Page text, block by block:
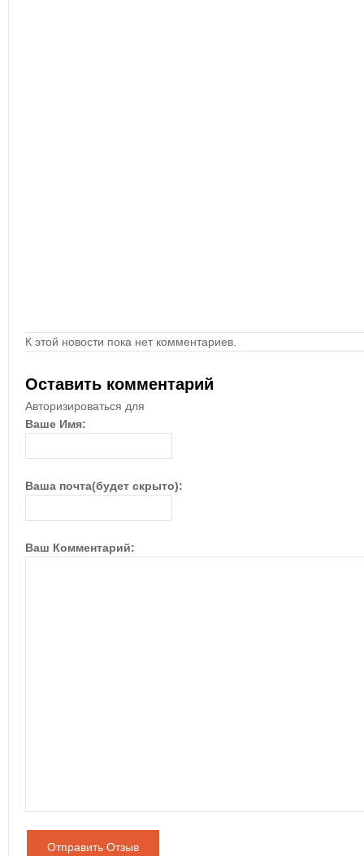
К этой новости пока нет комментариев.
Оставить комментарий
Авторизироваться для
Ваше Имя:
Ваша почта(будет скрыто):
Ваш Комментарий:
Отправить Отзыв